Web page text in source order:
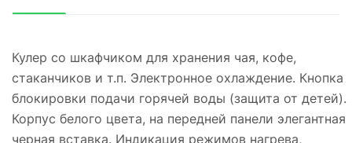
Кулер со шкафчиком для хранения чая, кофе,
стаканчиков и т.п. Электронное охлаждение. Кнопка
блокировки подачи горячей воды (защита от детей).
Корпус белого цвета, на передней панели элегантная
черная вставка. Индикация режимов нагрева,